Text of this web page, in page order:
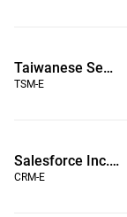
Taiwanese Semiconductor Manufacturing Co. (Horario ampliado)
TSM-E
Salesforce Inc. (Horario ampliado)
CRM-E